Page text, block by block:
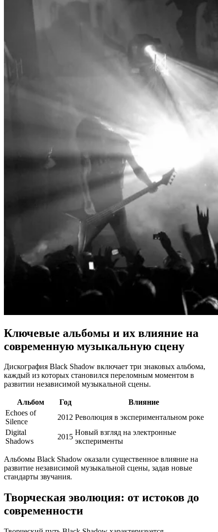
Ключевые альбомы и их влияние на
современную музыкальную сцену
Дискография Black Shadow включает три знаковых альбома,
каждый из которых становился переломным моментом в
развитии независимой музыкальной сцены.
Альбом Год
Влияние
Echoes of
Silence
2012 Революция в экспериментальном роке
Digital
Shadows
2015
Новый взгляд на электронные
эксперименты
Альбомы Black Shadow оказали существенное влияние на
развитие независимой музыкальной сцены, задав новые
стандарты звучания.
Творческая эволюция: от истоков до
современности